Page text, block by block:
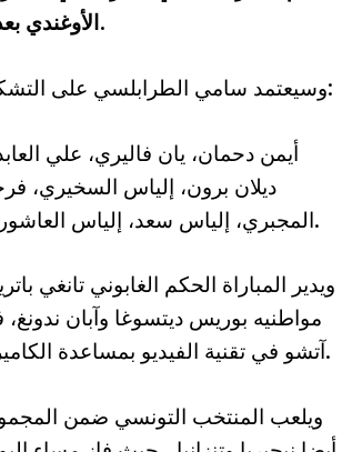
الأوغندي بعد قليل ،ضمن مباريات الجولة الأولى من كأس أمم إفريقيا.
وسيعتمد سامي الطرابلسي على التشكيلة الأساسية التالية:
أيمن دحمان، يان فاليري، علي
ديلان برون، إلياس السخيري،
المجبري، إلياس سعد، إلياس العاشوري، حازم المستوري.
ويدير المباراة الحكم الغابوني تانغي
مواطنيه بوريس ديتسوغا وآبان
آتشو في تقنية الفيديو بمساعدة الكاميروني إيلفيس نغونغو.
ويلعب المنتخب التونسي ضمن